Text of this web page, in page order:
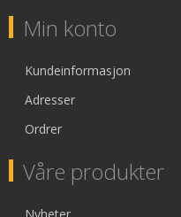
Min konto
Kundeinformasjon
Adresser
Ordrer
Våre produkter
Nyheter